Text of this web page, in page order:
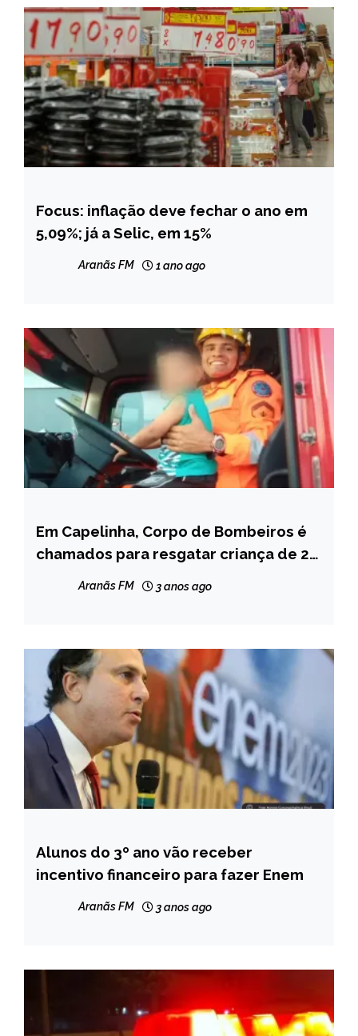
BRASIL
NOTÍCIAS
Focus: inflação deve fechar o ano em
5,09%; já a Selic, em 15%
Aranãs FM 1 ano ago
CAPELINHA
NOTÍCIAS
Em Capelinha, Corpo de Bombeiros é
chamados para resgatar criança de 2
Aranãs FM 3 anos ago
BRASIL
NOTÍCIAS
Alunos do 3º ano vão receber
incentivo financeiro para fazer Enem
Aranãs FM 3 anos ago